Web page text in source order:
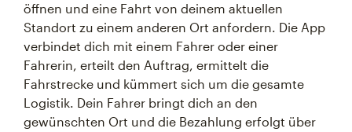
öffnen und eine Fahrt von deinem aktuellen
Standort zu einem anderen Ort anfordern. Die App
verbindet dich mit einem Fahrer oder einer
Fahrerin, erteilt den Auftrag, ermittelt die
Fahrstrecke und kümmert sich um die gesamte
Logistik. Dein Fahrer bringt dich an den
gewünschten Ort und die Bezahlung erfolgt über